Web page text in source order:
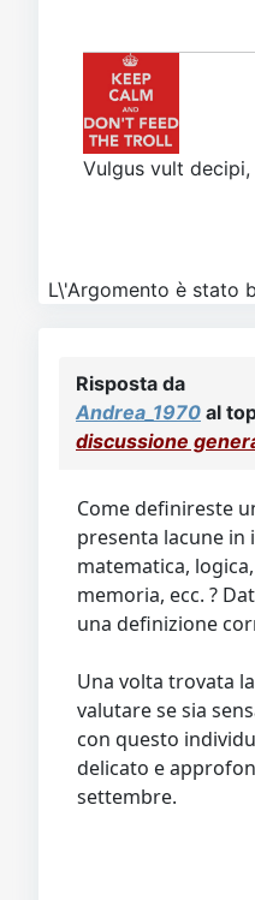
Vulgus vult
L\'Argomento è stato
Risposta da
Andrea_1970 al
discussione
Come definireste
presenta lacune in
matematica,
memoria, ecc. ?
una definizione
Una volta trovata
valutare se sia
con questo
delicato e
settembre.